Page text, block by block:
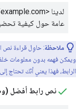
لدينا <a href="https://example.com">
عامة حول كيفية
ملاحظة: حاوِل قراءة نص
ويمكن فهمه بدون معلومات
الرابط، فهذا يعني أنّك تحتاج
نص رابط أفضل